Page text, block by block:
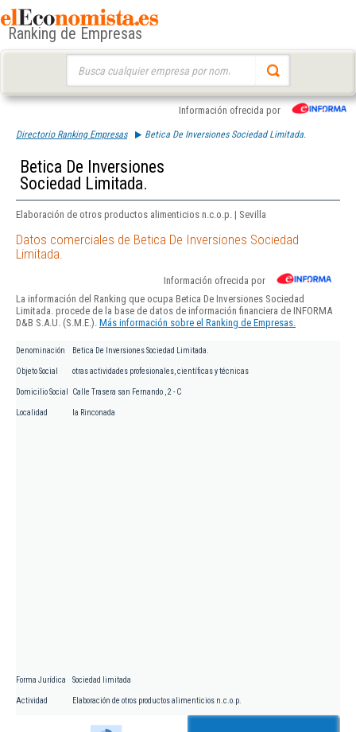
Ranking de Empresas
Información ofrecida por
Directorio Ranking Empresas Betica De Inversiones Sociedad Limitada.
Betica De Inversiones
Sociedad Limitada.
Elaboración de otros productos alimenticios n.c.o.p. | Sevilla
Datos comerciales de Betica De Inversiones Sociedad
Limitada.
Información ofrecida por
La información del Ranking que ocupa Betica De Inversiones Sociedad
Limitada. procede de la base de datos de información financiera de INFORMA
D&B S.A.U. (S.M.E.). Más información sobre el Ranking de Empresas.
Denominación Betica De Inversiones Sociedad Limitada.
Objeto Social otras actividades profesionales, científicas y técnicas
Domicilio Social Calle Trasera san Fernando , 2 - C
Localidad la Rinconada
Forma Jurídica Sociedad limitada
Actividad Elaboración de otros productos alimenticios n.c.o.p.